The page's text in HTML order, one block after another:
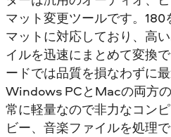
マット変更ツールです。
マットに対応しており、高
イルを迅速にまとめて変換
ードでは品質を損なわずに
Windows PCとMacの両方
常に軽量なので非力なコン
ビー、音楽ファイルを処理で